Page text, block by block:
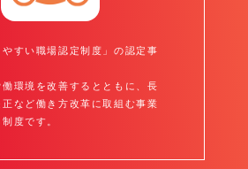
すい職場認定制度」の認定事
環境を改善するとともに、長
など働き方改革に取組む事業
度です。